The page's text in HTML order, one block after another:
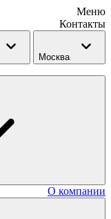
Меню
Контакты
Москва
О компании